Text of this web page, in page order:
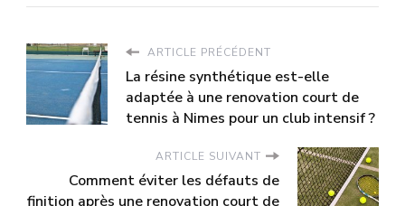
ARTICLE PRÉCÉDENT
La résine synthétique est-elle
adaptée à une renovation court de
tennis à Nimes pour un club intensif ?
ARTICLE SUIVANT
Comment éviter les défauts de
finition après une renovation court de